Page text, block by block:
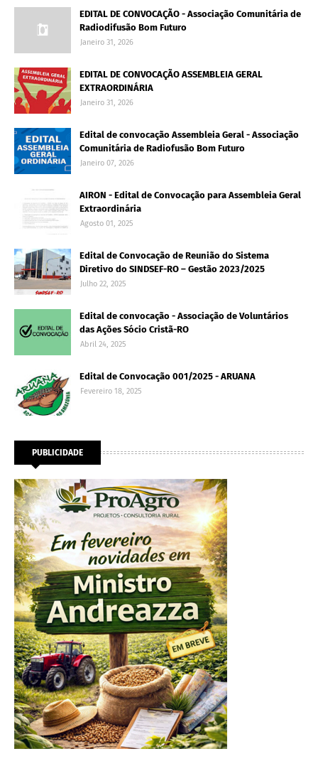
EDITAL DE CONVOCAÇÃO - Associação Comunitária de
Radiodifusão Bom Futuro
Janeiro 31, 2026
EDITAL DE CONVOCAÇÃO ASSEMBLEIA GERAL
EXTRAORDINÁRIA
Janeiro 31, 2026
Edital de convocação Assembleia Geral - Associação
Comunitária de Radiofusão Bom Futuro
Janeiro 07, 2026
AIRON - Edital de Convocação para Assembleia Geral
Extraordinária
Agosto 01, 2025
Edital de Convocação de Reunião do Sistema
Diretivo do SINDSEF-RO – Gestão 2023/2025
Julho 22, 2025
Edital de convocação - Associação de Voluntários
das Ações Sócio Cristã-RO
Abril 24, 2025
Edital de Convocação 001/2025 - ARUANA
Fevereiro 18, 2025
PUBLICIDADE